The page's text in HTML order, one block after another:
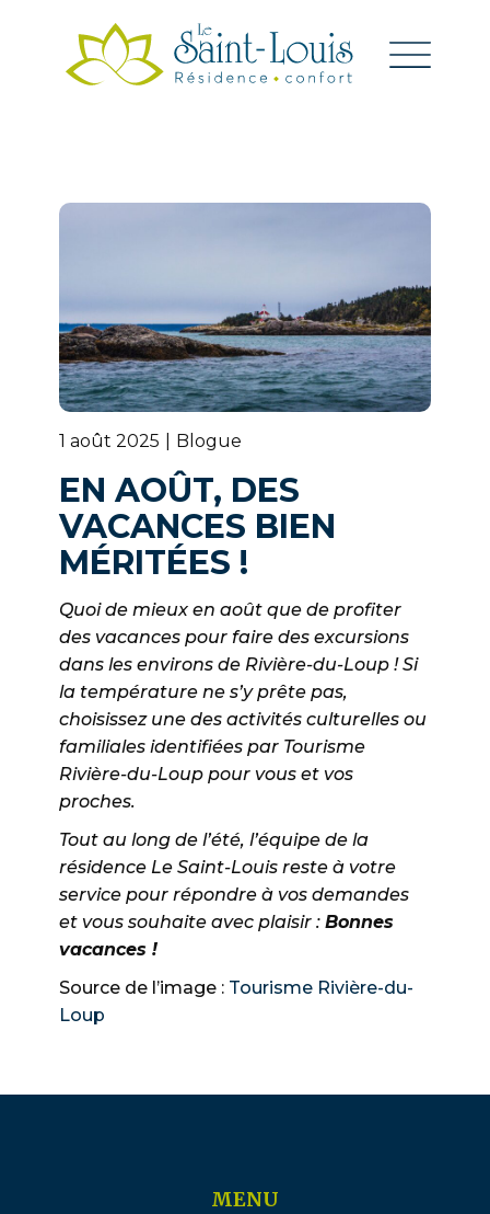
1 août 2025 Blogue
EN AOÛT, DES
VACANCES BIEN
MÉRITÉES !
Quoi de mieux en août que de profiter
des vacances pour faire des excursions
dans les environs de Rivière-du-Loup ! Si
la température ne s’y prête pas,
choisissez une des activités culturelles ou
familiales identifiées par Tourisme
Rivière-du-Loup pour vous et vos
proches.
Tout au long de l’été, l’équipe de la
résidence Le Saint-Louis reste à votre
service pour répondre à vos demandes
et vous souhaite avec plaisir : Bonnes
vacances !
Source de l’image : Tourisme Rivière-du-
Loup
MENU